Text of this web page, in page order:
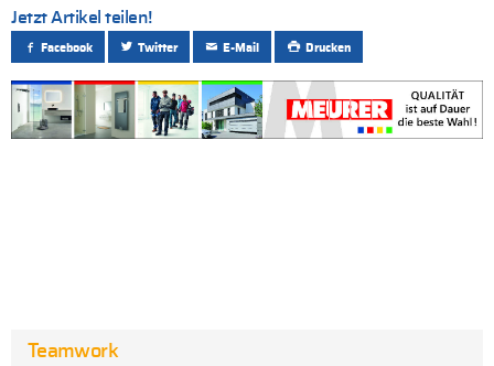
Jetzt Artikel teilen!
Facebook Twitter E-Mail Drucken
Teamwork